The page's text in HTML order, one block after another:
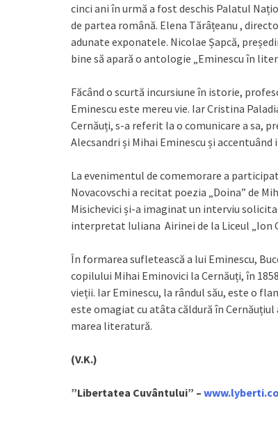
cinci ani în urmă a fost deschis Palatul
de partea română. Elena Tărâțeanu ,
adunate exponatele. Nicolae Șapcă,
bine să apară o antologie „Eminescu în
Făcând o scurtă incursiune în istorie,
Eminescu este mereu vie. Iar Cristina
Cernăuți, s-a referit la o comunicare a sa,
Alecsandri și Mihai Eminescu și
La evenimentul de comemorare a
Novacovschi a recitat poezia „Doina” de
Misichevici și-a imaginat un interviu
interpretat Iuliana Airinei de la Liceul „Ion
În formarea sufletească a lui Eminescu,
copilului Mihai Eminovici la Cernăuți, în
vieții. Iar Eminescu, la rândul său, este o
este omagiat cu atâta căldură în
marea literatură.
(V.K.)
”Libertatea Cuvântului” –